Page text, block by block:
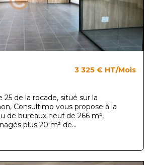
3 325 € HT/Mois
25 de la rocade, situé sur la
Consultimo vous propose à la
de bureaux neuf de 266 m²,
plus 20 m² de...